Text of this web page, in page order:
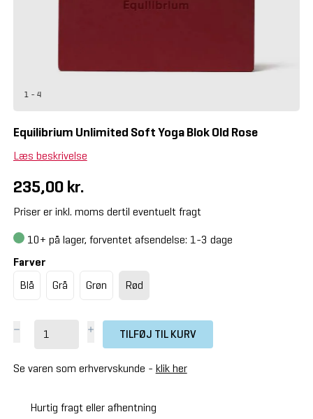
1 - 4
Equilibrium Unlimited Soft Yoga Blok Old Rose
Læs beskrivelse
235,00 kr.
Priser er inkl. moms dertil eventuelt fragt
10+ på lager, forventet afsendelse: 1-3 dage
Farver
Blå
Grå Grøn Rød
TILFØJ TIL KURV
Se varen som erhvervskunde - klik her
Hurtig fragt eller afhentning